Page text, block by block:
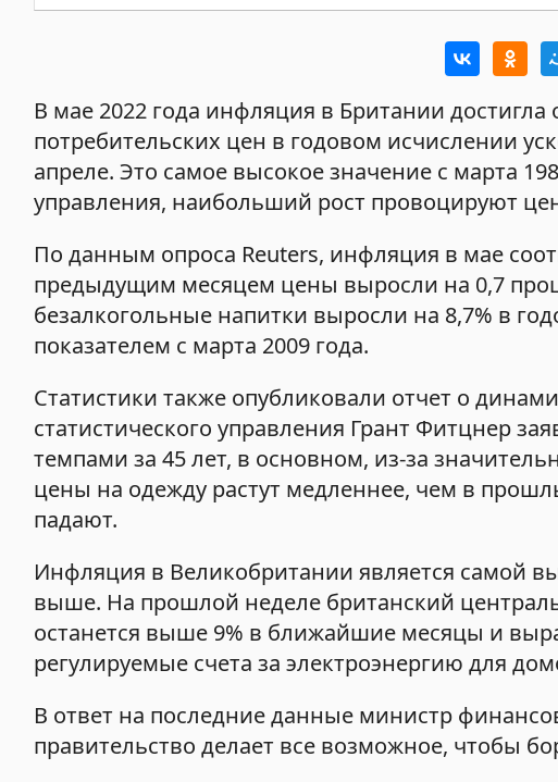
В мае 2022 года инфляция в Британии
потребительских цен в годовом исчислении
апреле. Это самое высокое значение с марта
управления, наибольший рост провоцируют
По данным опроса Reuters, инфляция в мае
предыдущим месяцем цены выросли на 0,7
безалкогольные напитки выросли на 8,7% в
показателем с марта 2009 года.
Статистики также опубликовали отчет о
статистического управления Грант Фитцнер
темпами за 45 лет, в основном, из-за
цены на одежду растут медленнее, чем в
падают.
Инфляция в Великобритании является самой
выше. На прошлой неделе британский
останется выше 9% в ближайшие месяцы и
регулируемые счета за электроэнергию для
В ответ на последние данные министр
правительство делает все возможное, чтобы